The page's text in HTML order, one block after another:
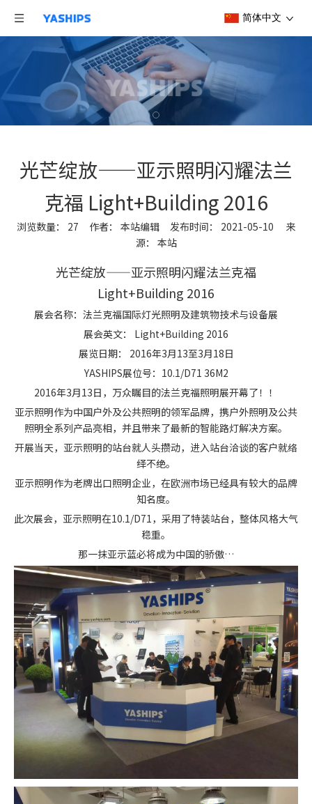
简体中文
光芒绽放——亚示照明闪耀法兰
克福 Light+Building 2016
浏览数量： 27 作者： 本站编辑 发布时间： 2021-05-10 来
源： 本站
光芒绽放——亚示照明闪耀法兰克福
Light+Building 2016
展会名称：法兰克福国际灯光照明及建筑物技术与设备展
展会英文： Light+Building 2016
展览日期： 2016年3月13至3月18日
YASHIPS展位号：10.1/D71 36M2
2016年3月13日，万众瞩目的法兰克福照明展开幕了！！
亚示照明作为中国户外及公共照明的领军品牌，携户外照明及公共
照明全系列产品亮相，并且带来了最新的智能路灯解决方案。
开展当天，亚示照明的站台就人头攒动，进入站台洽谈的客户就络
绎不绝。
亚示照明作为老牌出口照明企业，在欧洲市场已经具有较大的品牌
知名度。
此次展会，亚示照明在10.1/D71，采用了特装站台，整体风格大气
稳重。
那一抹亚示蓝必将成为中国的骄傲…